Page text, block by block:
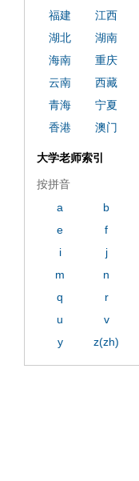
ply operand97996xca
福建
江西
湖北
湖南
海南
重庆
云南
西藏
青海
宁夏
香港
澳门
大学老师索引
按拼音
a
b
e
f
i
j
m
n
q
r
u
v
y
z(zh)